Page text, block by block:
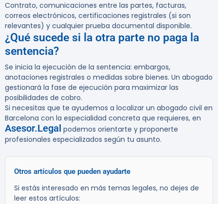
Contrato, comunicaciones entre las partes, facturas,
correos electrónicos, certificaciones registrales (si son
relevantes) y cualquier prueba documental disponible.
¿Qué sucede si la otra parte no paga la
sentencia?
Se inicia la ejecución de la sentencia: embargos,
anotaciones registrales o medidas sobre bienes. Un abogado
gestionará la fase de ejecución para maximizar las
posibilidades de cobro.
Si necesitas que te ayudemos a localizar un abogado civil en
Barcelona con la especialidad concreta que requieres, en
Asesor.Legal podemos orientarte y proponerte
profesionales especializados según tu asunto.
Otros artículos que pueden ayudarte
Si estás interesado en más temas legales, no dejes de
leer estos artículos: